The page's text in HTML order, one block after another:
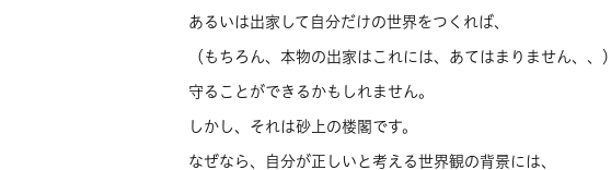
あるいは出家して自分だけの世界をつくれば、
（もちろん、本物の出家はこれには、あてはまりません、、）
守ることができるかもしれません。
しかし、それは砂上の楼閣です。
なぜなら、自分が正しいと考える世界観の背景には、